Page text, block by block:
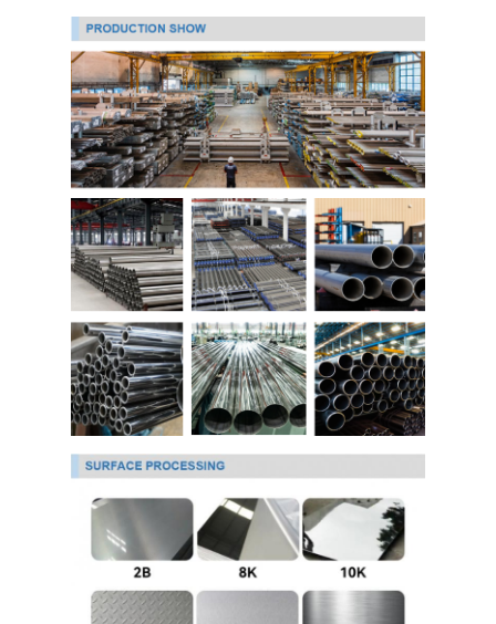
পণ্য
ভিডিও
আমাদের সম্বন্ধে
কারখানা ভ্রমণ
গুণগত মান নিয়ন্ত্রণ
যোগাযোগ করুন
খবর
কোল্ড রোলড স্টেইনলেস স্টিল শীট
হট ঘূর্ণিত স্টেইনলেস স্টীল শীট
গরম ঘূর্ণিত স্টেইনলেস স্টীল কুণ্ডলী